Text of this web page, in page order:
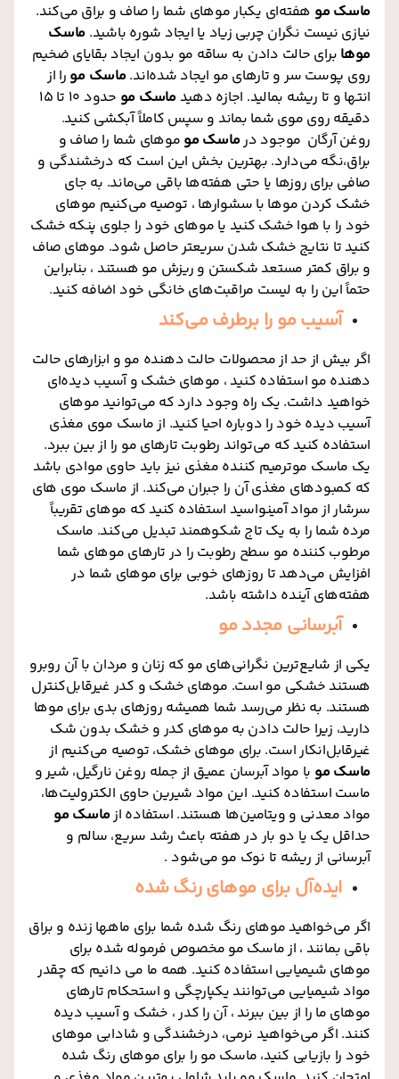
ماسک مو هفته‌ای یکبار موهای شما را صاف و براق می‌کند.
نیازی نیست نگران چربی زیاد یا ایجاد شوره باشید. ماسک
موها برای حالت دادن به ساقه مو بدون ایجاد بقایای ضخیم
روی پوست سر و تارهای مو ایجاد شده‌اند.ماسک مو را از
انتها و تا ریشه بمالید. اجازه دهیدماسک مو
حدود 10 تا 15
دقیقه روی موی شما بماند و سپس کاملاً آبکشی کنید.
روغن آرگان موجود درماسک مو موهای شما را صاف و
براق،نگه می‌دارد. بهترین بخش این است که درخشندگی و
صافی برای روزها یا حتی هفته‌ها باقی می‌ماند. به جای
خشک کردن موها با سشوارها ، توصیه می‌کنیم موهای
خود را با هوا خشک کنید یا موهای خود را جلوی پنکه خشک
کنید تا نتایج خشک شدن سریعتر حاصل شود. موهای صاف
و براق کمتر مستعد شکستن و ریزش مو هستند ، بنابراین
حتماً این را به لیست مراقبت‌های خانگی خود اضافه کنید.
آسیب مو را برطرف می‌کند
اگر بیش از حد از محصولات حالت دهنده مو و ابزارهای حالت
دهنده مو استفاده کنید ، موهای خشک و آسیب دیده‌ای
خواهید داشت. یک راه وجود دارد که می‌توانید موهای
آسیب دیده خود را دوباره احیا کنید. از ماسک موی مغذی
استفاده کنید که می‌تواند رطوبت تارهای مو را از بین ببرد.
یک ماسک موترمیم کننده مغذی نیز باید حاوی موادی باشد
که کمبودهای مغذی آن را جبران می‌کند. از ماسک موی های
سرشار از مواد آمینواسید استفاده کنید که موهای تقریباً
مرده شما را به یک تاج شکوهمند تبدیل می‌کند. ماسک
مرطوب کننده مو سطح رطوبت را در تارهای موهای شما
افزایش می‌دهد تا روزهای خوبی برای موهای شما در
هفته‌های آینده داشته باشد.
آبرسانی مجدد مو
یکی از شایع‌ترین نگرانی‌های مو که زنان و مردان با آن روبرو
هستند خشکی مو است. موهای خشک و کدر غیرقابل‌کنترل
هستند. به نظر می‌رسد شما همیشه روزهای بدی برای موها
دارید، زیرا حالت دادن به موهای کدر و خشک بدون شک
غیرقابل‌انکار است. برای موهای خشک، توصیه می‌کنیم از
ماسک مو با مواد آبرسان عمیق از جمله روغن نارگیل، شیر و
ماست استفاده کنید. این مواد شیرین حاوی الکترولیت‌ها،
مواد معدنی و ویتامین‌ها هستند. استفاده ازماسک مو
حداقل یک یا دو بار در هفته باعث رشد سریع، سالم و
آبرسانی از ریشه تا نوک مو می‌شود .
ایده‌آل برای موهای رنگ شده
اگر می‌خواهید موهای رنگ شده شما برای ماهها زنده و براق
باقی بمانند ، از ماسک مو مخصوص فرموله شده برای
موهای شیمیایی استفاده کنید. همه ما می دانیم که چقدر
مواد شیمیایی می‌توانند یکپارچگی و استحکام تارهای
موهای ما را از بین ببرند ، آن را کدر ، خشک و آسیب دیده
کنند. اگر می‌خواهید نرمی، درخشندگی و شادابی موهای
خود را بازیابی کنید، ماسک مو را برای موهای رنگ شده